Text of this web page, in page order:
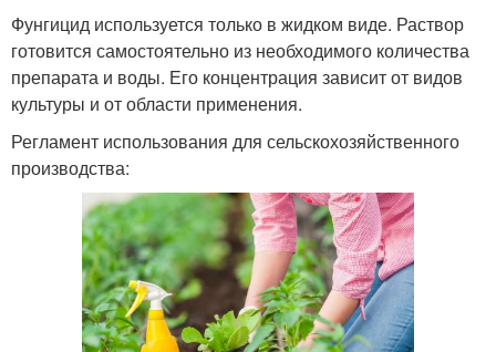
Фунгицид используется только в жидком виде. Раствор
готовится самостоятельно из необходимого количества
препарата и воды. Его концентрация зависит от видов
культуры и от области применения.
Регламент использования для сельскохозяйственного
производства: